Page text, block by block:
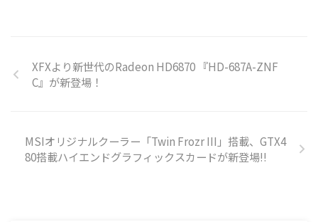
XFXより新世代のRadeon HD6870 『HD-687A-ZNF
C』が新登場！
MSIオリジナルクーラー「Twin Frozr III」搭載、GTX4
80搭載ハイエンドグラフィックスカードが新登場!!